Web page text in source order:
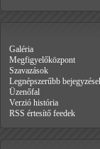
Galéria
Megfigyelőközpont
Szavazások
Legnépszerűbb
Üzenőfal
Verzió história
RSS értesítő feedek